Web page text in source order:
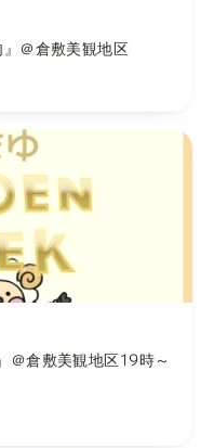
＠倉敷美観地区
＠倉敷美観地区19時～